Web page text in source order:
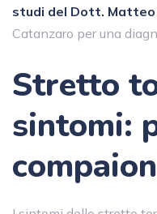
studi del Dott. Matteo
Catanzaro per una
Stretto
sintomi: